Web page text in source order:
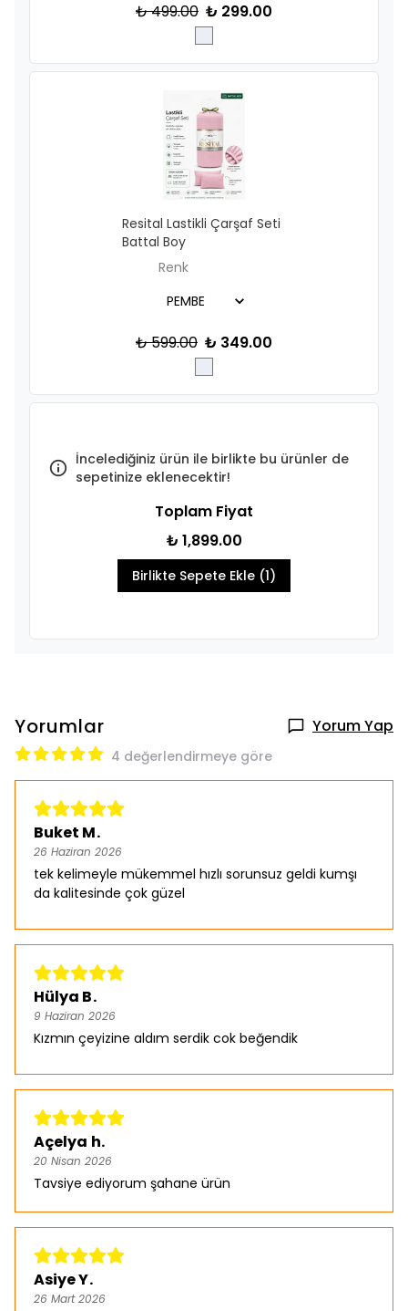
₺ 499.00 ₺ 299.00
Resital Lastikli Çarşaf Seti
Battal Boy
Renk
₺ 599.00 ₺ 349.00
İncelediğiniz ürün ile birlikte bu ürünler de
sepetinize eklenecektir!
Toplam Fiyat
₺ 1,899.00
Birlikte Sepete Ekle (1)
Yorumlar Yorum Yap
4 değerlendirmeye göre
Buket M.
26 Haziran 2026
tek kelimeyle mükemmel hızlı sorunsuz geldi kumşı
da kalitesinde çok güzel
Hülya B.
9 Haziran 2026
Kızmın çeyizine aldım serdik cok beğendik
Açelya h.
20 Nisan 2026
Tavsiye ediyorum şahane ürün
Asiye Y.
26 Mart 2026